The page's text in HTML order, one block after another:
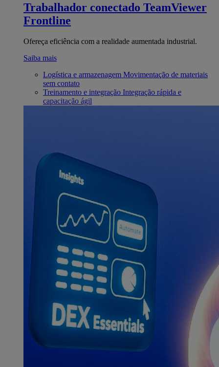
Trabalhador conectado TeamViewer
Frontline
Ofereça eficiência com a realidade aumentada industrial.
Saiba mais
Logística e armazenagem Movimentação de materiais
sem contato
Treinamento e integração Integração rápida e
capacitação ágil